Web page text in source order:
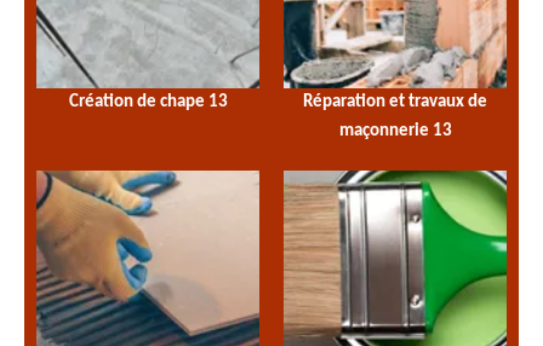
Création de chape 13
Réparation et travaux de
maçonnerie 13